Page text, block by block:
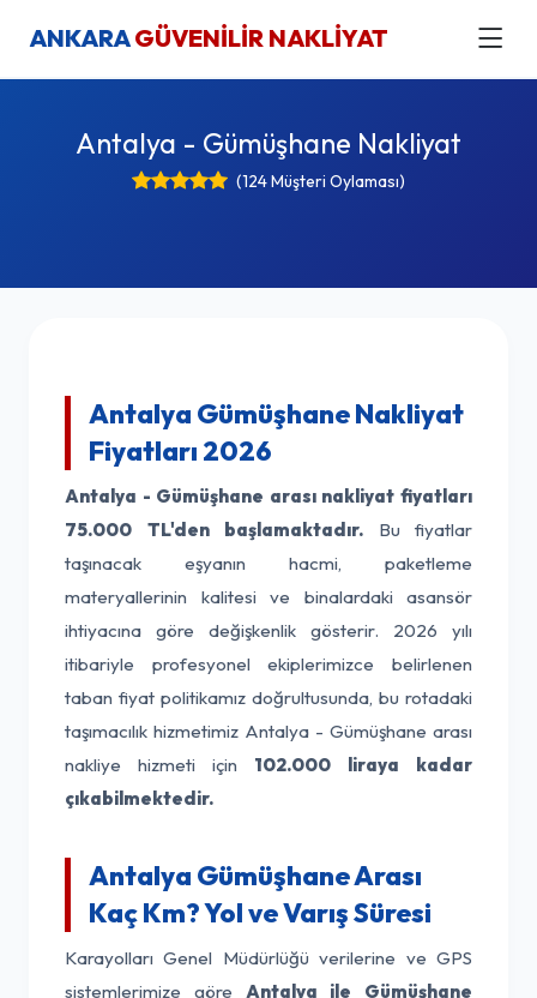
ANKARAGÜVENİLİR NAKLİYAT
Antalya - Gümüşhane Nakliyat
(124 Müşteri Oylaması)
Antalya Gümüşhane Nakliyat
Fiyatları 2026
Antalya - Gümüşhane arası nakliyat fiyatları
75.000 TL'den başlamaktadır. Bu fiyatlar
taşınacak eşyanın hacmi, paketleme
materyallerinin kalitesi ve binalardaki asansör
ihtiyacına göre değişkenlik gösterir. 2026 yılı
itibariyle profesyonel ekiplerimizce belirlenen
taban fiyat politikamız doğrultusunda, bu rotadaki
taşımacılık hizmetimiz Antalya - Gümüşhane arası
nakliye hizmeti için 102.000 liraya kadar
çıkabilmektedir.
Antalya Gümüşhane Arası
Kaç Km? Yol ve Varış Süresi
Karayolları Genel Müdürlüğü verilerine ve GPS
sistemlerimize göre Antalya ile Gümüşhane